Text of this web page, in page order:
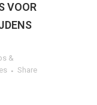
VOOR
&
Share